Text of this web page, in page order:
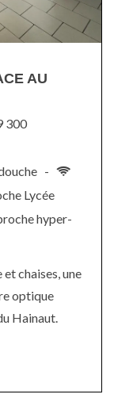
AU
300
-
Lycée
hyper-
chaises, une
optique
Hainaut.